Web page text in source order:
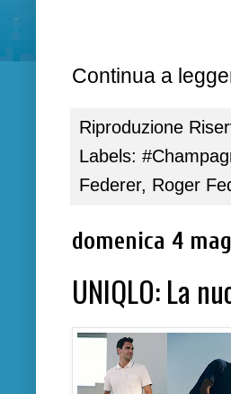
Continua a
Riproduzione
Labels:
Federer, Roger
domenica 4
UNIQLO: La